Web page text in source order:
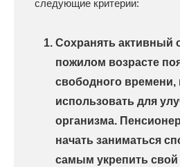
следующие критерии:
Сохранять активный
пожилом возрасте
свободного времени,
использовать для
организма.
начать заниматься
самым укрепить